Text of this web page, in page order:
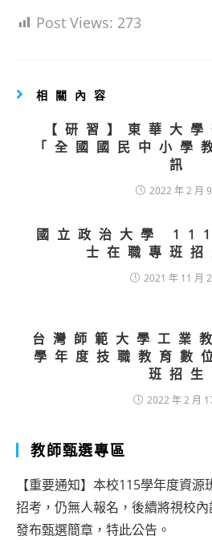
Post Views: 273
相關內容
【研習】東華大
「全國國民中小學
訊
2022 年 2 月
國立政治大學
士在職專班招
2021 年 11 月
台灣師範大學工業
學年度技職教育數
班招生
2022 年 2 月
教師甄選專區
【重要通知】本校115學年度資
招考，仍無人報名，後續將視校
發布甄選簡章，特此公告。